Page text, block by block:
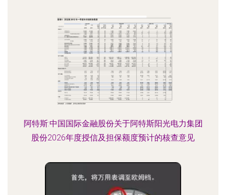
阿特斯:中国国际金融股份关于阿特斯阳光电力集团
股份2026年度授信及担保额度预计的核查意见